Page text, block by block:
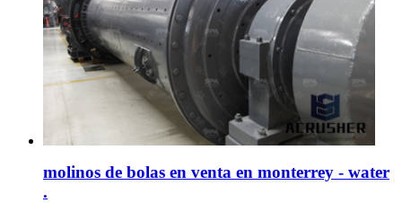
molinos de bolas en venta en monterrey - water
.